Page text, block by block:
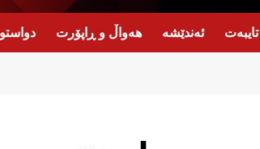
تایبەت ئەندێشە هەواڵ و ڕاپۆرت